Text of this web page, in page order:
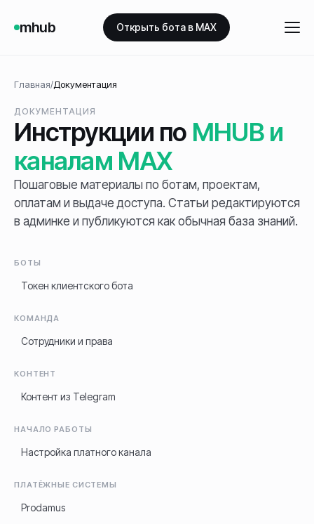
mhub Открыть бота в MAX
Главная/Документация
ДОКУМЕНТАЦИЯ
Инструкции по MHUB и
каналам MAX
Пошаговые материалы по ботам, проектам,
оплатам и выдаче доступа. Статьи редактируются
в админке и публикуются как обычная база знаний.
БОТЫ
Токен клиентского бота
КОМАНДА
Сотрудники и права
КОНТЕНТ
Контент из Telegram
НАЧАЛО РАБОТЫ
Настройка платного канала
ПЛАТЁЖНЫЕ СИСТЕМЫ
Prodamus